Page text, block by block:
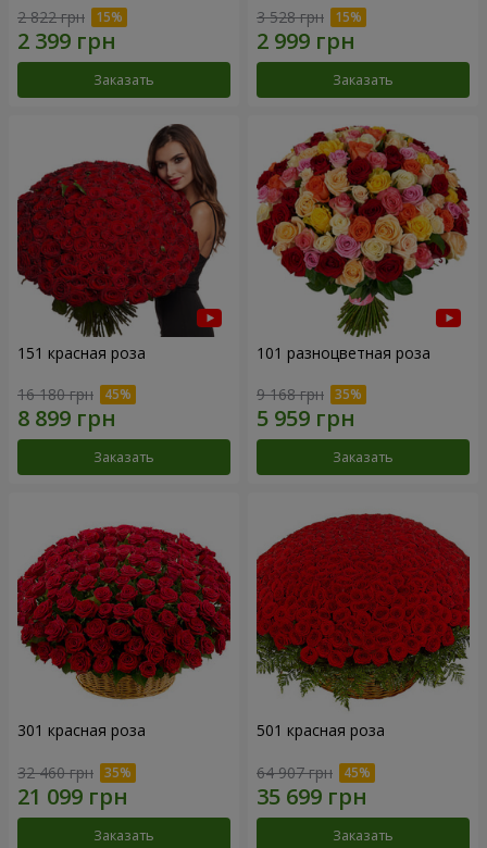
2 822 грн
Заказать
3 528 грн
Заказать
151 красная роза
16 180 грн
Заказать
101 разноцветная роза
9 168 грн
Заказать
301 красная роза
32 460 грн
Заказать
501 красная роза
64 907 грн
Заказать